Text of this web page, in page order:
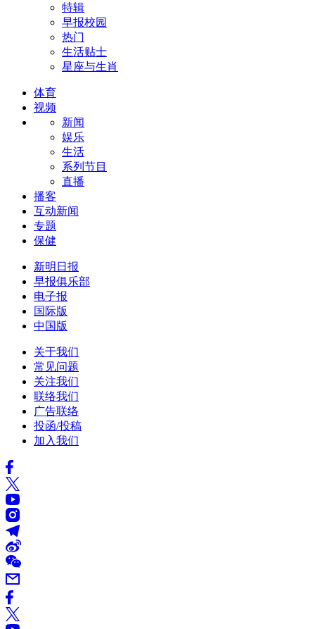
特辑
早报校园
热门
生活贴士
星座与生肖
体育
视频
新闻
娱乐
生活
系列节目
直播
播客
互动新闻
专题
保健
新明日报
早报俱乐部
电子报
国际版
中国版
关于我们
常见问题
关注我们
联络我们
广告联络
投函/投稿
加入我们